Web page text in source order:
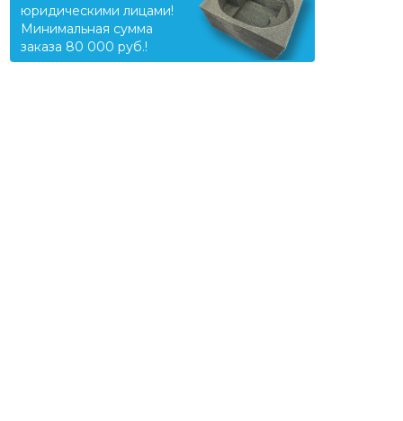
юридическими лицами!
Минимальная сумма
заказа 80 000 руб.!